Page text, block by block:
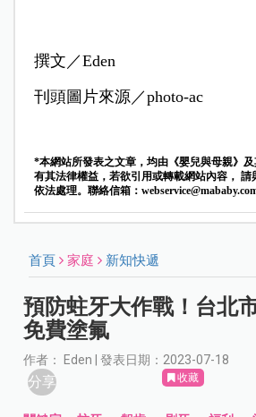
撰文／Eden
刊頭圖片來源／photo-ac
*本網站所發表之文章，均由《嬰兒與母親》
有其法律權益，若欲引用或轉載網站內容，
依法處理。聯絡信箱：
首頁 家庭 新知快遞
預防蛀牙大作戰！台北
免費塗氟
作者： Eden | 發表日期：2023-07-18
分享 收藏